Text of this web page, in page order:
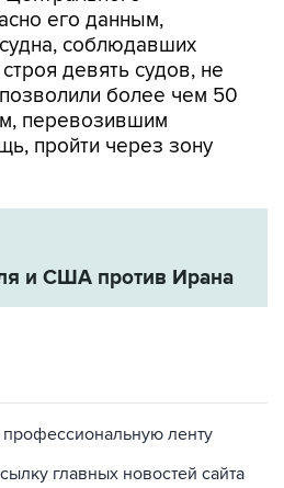
девять судов, не
более чем 50
перевозившим
пройти через зону
и США против Ирана
главных новостей сайта
новости в официальном